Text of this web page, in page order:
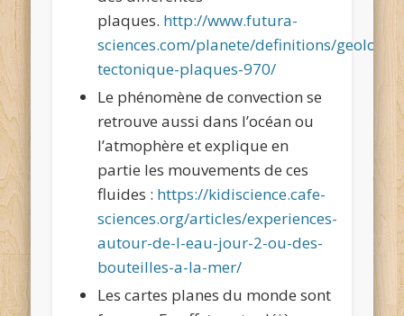
plaques. http://www.futura-
sciences.com/planete/definitions/geologie-
tectonique-plaques-970/
Le phénomène de convection se
retrouve aussi dans l’océan ou
l’atmophère et explique en
partie les mouvements de ces
fluides : https://kidiscience.cafe-
sciences.org/articles/experiences-
autour-de-l-eau-jour-2-ou-des-
bouteilles-a-la-mer/
Les cartes planes du monde sont